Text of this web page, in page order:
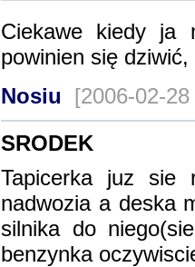
Ciekawe kiedy ja
powinien się
Nosiu [2006-02-
SRODEK
Tapicerka juz sie
nadwozia a deska
silnika do
benzynka